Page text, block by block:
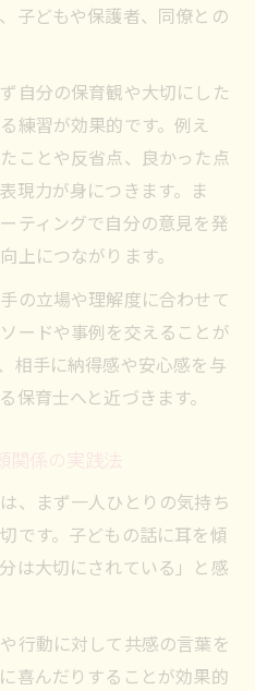
子どもや保護者、同僚との
自分の保育観や大切にした
練習が効果的です。例え
ことや反省点、良かった点
現力が身につきます。ま
ティングで自分の意見を発
上につながります。
の立場や理解度に合わせて
ードや事例を交えることが
相手に納得感や安心感を与
保育士へと近づきます。
関係の実践法
、まず一人ひとりの気持ち
です。子どもの話に耳を傾
は大切にされている」と感
行動に対して共感の言葉を
喜んだりすることが効果的